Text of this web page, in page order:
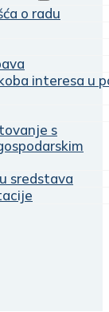
o radu
interesa u
s
sredstava